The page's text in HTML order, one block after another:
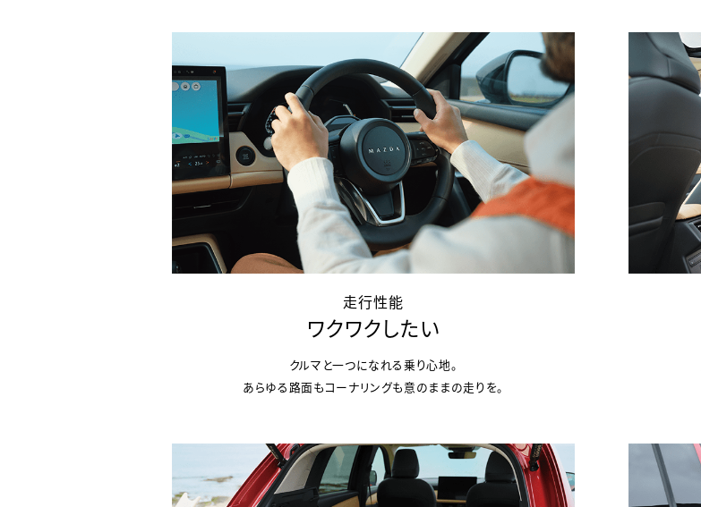
走行性能
ワクワクしたい
クルマと一つになれる乗り心地。
あらゆる路面もコーナリングも意のままの走りを。